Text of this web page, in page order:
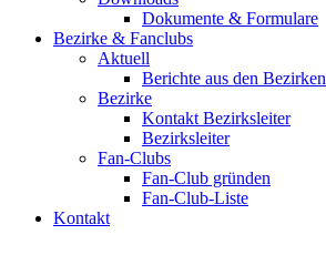
Dokumente & Formulare
Bezirke & Fanclubs
Aktuell
Berichte aus den Bezirken
Bezirke
Kontakt Bezirksleiter
Bezirksleiter
Fan-Clubs
Fan-Club gründen
Fan-Club-Liste
Kontakt